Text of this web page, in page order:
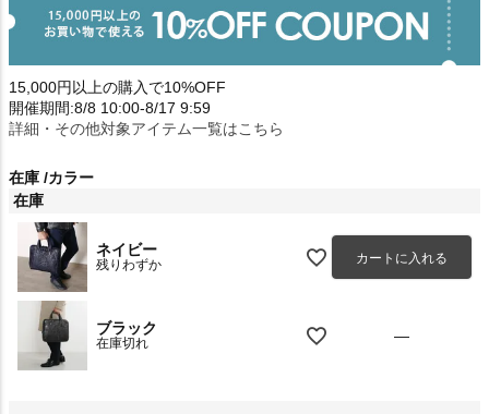
15,000円以上の購入で10%OFF
開催期間:8/8 10:00-8/17 9:59
詳細・その他対象アイテム一覧はこちら
在庫 カラー
在庫
ネイビー
残りわずか カートに入れる
ブラック
在庫切れ —